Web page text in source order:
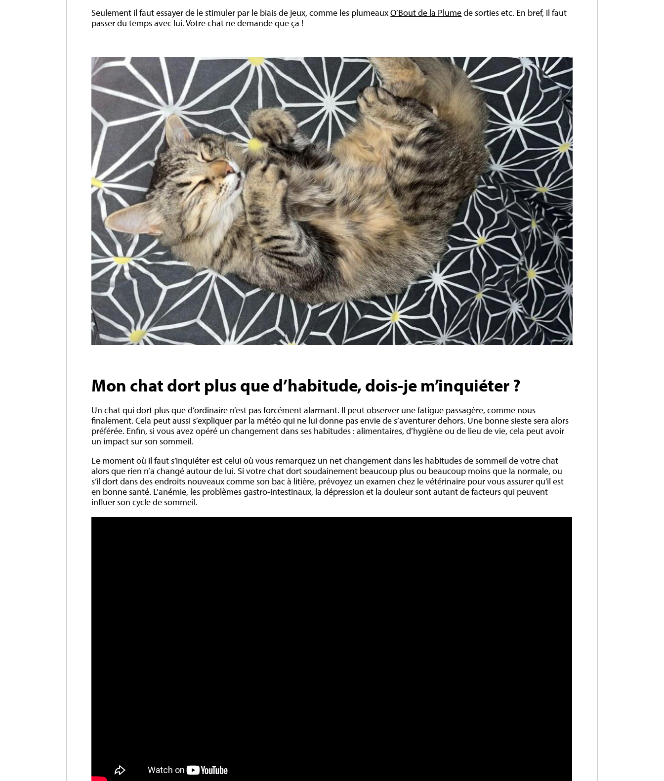
Seulement il faut essayer de le stimuler par le biais de jeux, comme les plumeauxO’Bout de la Plumede sorties etc. En bref, il faut
passer du temps avec lui. Votre chat ne demande que ça !
Mon chat dort plus que d’habitude, dois-je m’inquiéter ?
Un chat qui dort plus que d’ordinaire n’est pas forcément alarmant. Il peut observer une fatigue passagère, comme nous
finalement. Cela peut aussi s’expliquer par la météo qui ne lui donne pas envie de s’aventurer dehors. Une bonne sieste sera alors
préférée. Enfin, si vous avez opéré un changement dans ses habitudes : alimentaires, d’hygiène ou de lieu de vie, cela peut avoir
un impact sur son sommeil.
Le moment où il faut s’inquiéter est celui où vous remarquez un net changement dans les habitudes de sommeil de votre chat
alors que rien n’a changé autour de lui. Si votre chat dort soudainement beaucoup plus ou beaucoup moins que la normale, ou
s’il dort dans des endroits nouveaux comme son bac à litière, prévoyez un examen chez le vétérinaire pour vous assurer qu’il est
en bonne santé. L’anémie, les problèmes gastro-intestinaux, la dépression et la douleur sont autant de facteurs qui peuvent
influer son cycle de sommeil.